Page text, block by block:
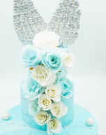
kadar geldi